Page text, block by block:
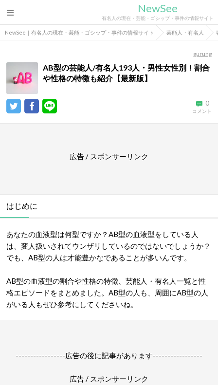
NewSee
有名人の現在・芸能・ゴシップ・事件の情報サイト
NewSee｜有名人の現在・芸能・ゴシップ・事件の情報サイト 芸能人・有名人
gurung
AB型の芸能人/有名人193人・男性女性別！割合
や性格の特徴も紹介【最新版】
0
コメント
広告 / スポンサーリンク
はじめに
あなたの血液型は何型ですか？AB型の血液型をしている人
は、変人扱いされてウンザリしているのではないでしょうか？
でも、AB型の人は才能豊かなであることが多いんです。
AB型の血液型の割合や性格の特徴、芸能人・有名人一覧と性
格エピソードをまとめました。AB型の人も、周囲にAB型の人
がいる人もぜひ参考にしてくださいね。
-----------------広告の後に記事があります-----------------
広告 / スポンサーリンク